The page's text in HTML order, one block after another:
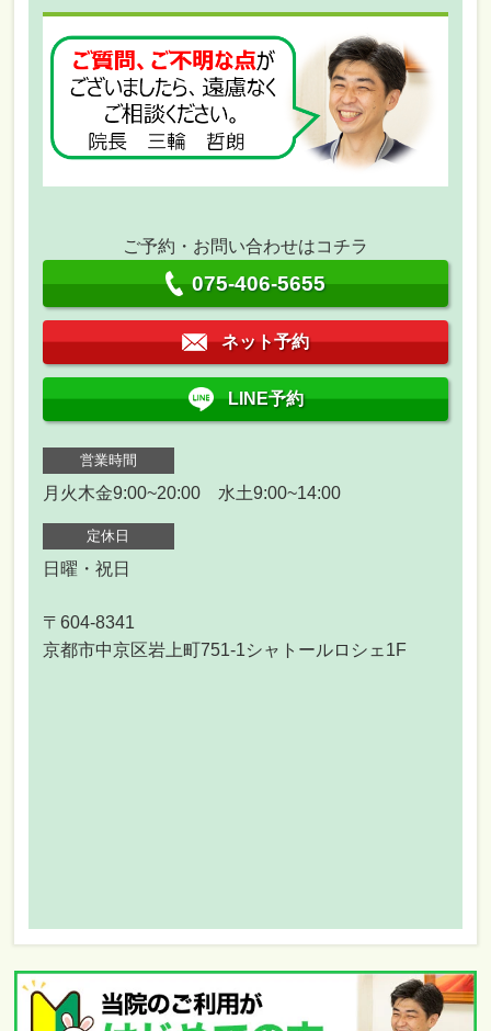
ご予約・お問い合わせはコチラ
075-406-5655
ネット予約
LINE予約
営業時間
月火木金9:00~20:00 水土9:00~14:00
定休日
日曜・祝日
〒604-8341
京都市中京区岩上町751-1シャトールロシェ1F